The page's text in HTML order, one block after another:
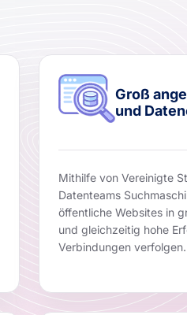
Groß
und
Mithilfe von Vereinigte
Datenteams
öffentliche Websites in
und gleichzeitig hohe
Verbindungen verfolgen.